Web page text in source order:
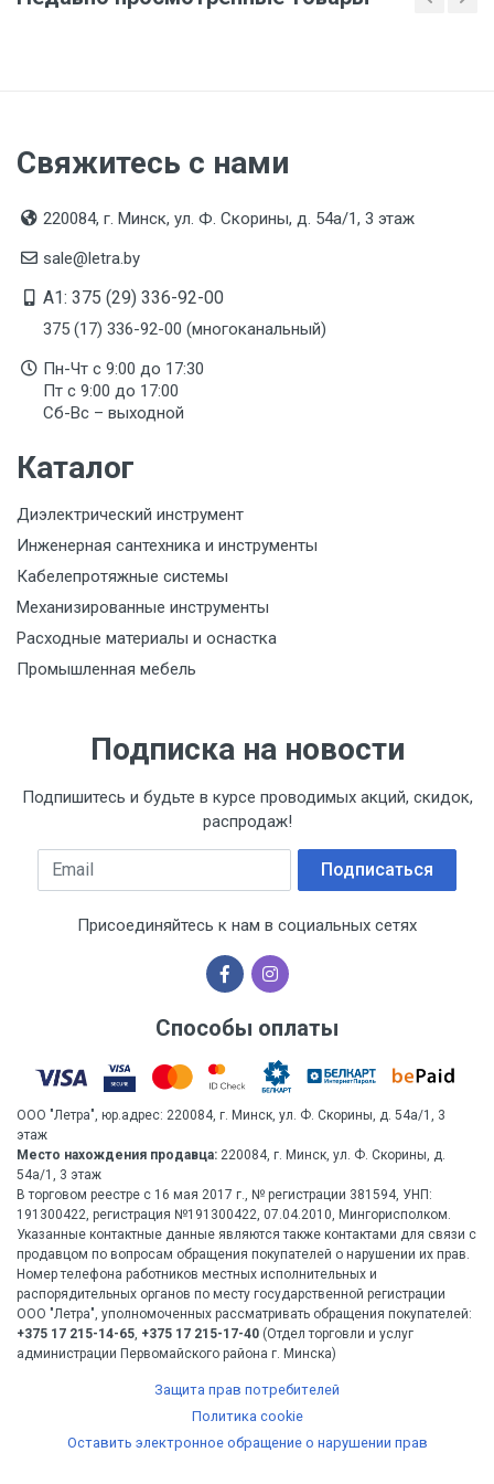
Свяжитесь с нами
220084, г. Минск, ул. Ф. Скорины, д. 54а/1, 3 этаж
sale@letra.by
A1: 375 (29) 336-92-00
375 (17) 336-92-00 (многоканальный)
Пн-Чт с 9:00 до 17:30
Пт с 9:00 до 17:00
Сб-Вс – выходной
Каталог
Диэлектрический инструмент
Инженерная сантехника и инструменты
Кабелепротяжные системы
Механизированные инструменты
Расходные материалы и оснастка
Промышленная мебель
Подписка на новости
Подпишитесь и будьте в курсе проводимых акций, скидок,
распродаж!
Email Подписаться
Присоединяйтесь к нам в социальных сетях
Способы оплаты
ООО "Летра", юр.адрес: 220084, г. Минск, ул. Ф. Скорины, д. 54а/1, 3
этаж
Место нахождения продавца: 220084, г. Минск, ул. Ф. Скорины, д.
54а/1, 3 этаж
В торговом реестре с 16 мая 2017 г., № регистрации 381594, УНП:
191300422, регистрация №191300422, 07.04.2010, Мингорисполком.
Указанные контактные данные являются также контактами для связи с
продавцом по вопросам обращения покупателей о нарушении их прав.
Номер телефона работников местных исполнительных и
распорядительных органов по месту государственной регистрации
ООО "Летра", уполномоченных рассматривать обращения покупателей:
+375 17 215-14-65, +375 17 215-17-40 (Отдел торговли и услуг
администрации Первомайского района г. Минска)
Защита прав потребителей
Политика cookie
Оставить электронное обращение о нарушении прав